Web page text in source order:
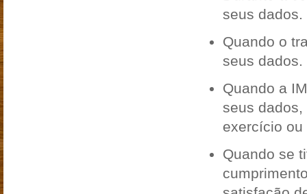
seus dados.
Quando o
seus dados.
Quando a
seus
exercício
Quando se